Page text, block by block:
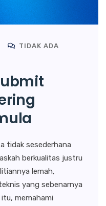
TIDAK ADA
tidak sesederhana
berkualitas justru
lemah,
yang sebenarnya
itu, memahami